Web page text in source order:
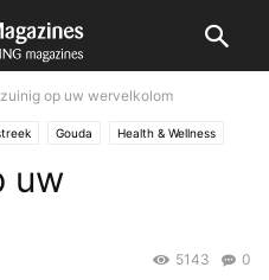
op uw wervelkolom
Gouda Health & Wellness
uw
0
5143